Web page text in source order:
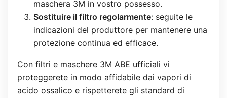
maschera 3M in vostro possesso.
Sostituire il filtro regolarmente: seguite le
indicazioni del produttore per mantenere una
protezione continua ed efficace.
Con filtri e maschere 3M ABE ufficiali vi
proteggerete in modo affidabile dai vapori di
acido ossalico e rispetterete gli standard di